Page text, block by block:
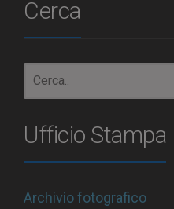
Cerca
Ufficio Stampa
Archivio fotografico